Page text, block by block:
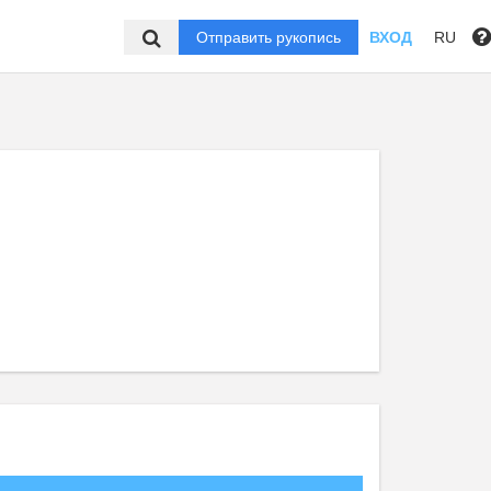
Отправить рукопись ВХОД RU